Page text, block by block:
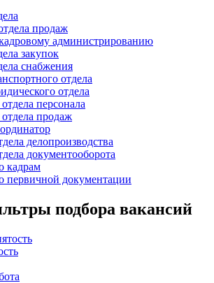
продаж
администрированию
закупок
снабжения
отдела
отдела
персонала
продаж
делопроизводства
документооборота
кадрам
первичной документации
подбора вакансий